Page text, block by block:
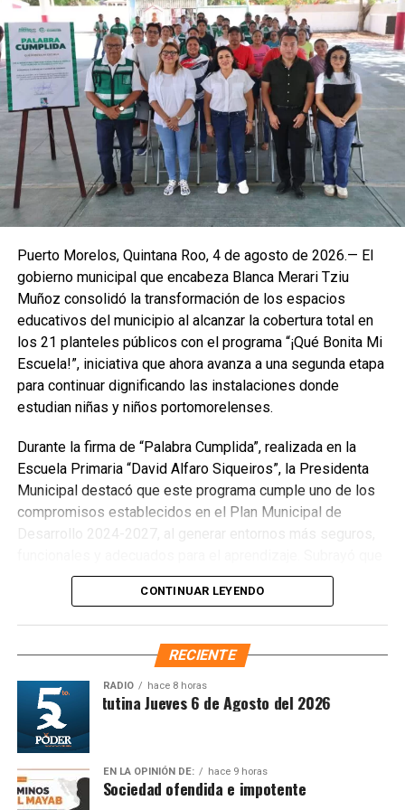
territorial y coordinación institucional, además de una
consulta pública que permitió integrar la participación
ciudadana. “La protección civil no es un gasto, es una
inversión en la vida humana y en la tranquilidad
patrimonial”, afirmó Blanca Merari al destacar que Puerto
Morelos demuestra con este Atlas que está preparado y
que la prevención es su mayor fortaleza.
El coordinador estatal de Protección Civil, Guillermo Núñez
Leal, reconoció el esfuerzo del Ayuntamiento y señaló que
el Atlas es una herramienta estratégica que permitirá
proteger la vida, el patrimonio y fortalecer comunidades
más seguras. En tanto, la coordinadora municipal de
Protección Civil, Irma Ávila Méndez, indicó que el
Puerto Morelos, Quintana Roo, 4 de agosto de 2026.— El
gobierno municipal que encabeza Blanca Merari Tziu
Muñoz consolidó la transformación de los espacios
educativos del municipio al alcanzar la cobertura total en
los 21 planteles públicos con el programa “¡Qué Bonita Mi
Escuela!”, iniciativa que ahora avanza a una segunda etapa
para continuar dignificando las instalaciones donde
estudian niñas y niños portomorelenses.
Durante la firma de “Palabra Cumplida”, realizada en la
Escuela Primaria “David Alfaro Siqueiros”, la Presidenta
Municipal destacó que este programa cumple uno de los
compromisos establecidos en el Plan Municipal de
Desarrollo 2024-2027, al generar entornos más seguros,
la primera etapa permitió intervenir la totalidad de las
escuelas públicas, mediante acciones de poda, limpieza
profunda, mantenimiento de jardines y entrega de
materiales para mejorar las condiciones de cada plantel.
CONTINUAR LEYENDO
RECIENTE
RADIO hace 8 horas
Síntesis Matutina Jueves 6 de Agosto del 2026
EN LA OPINIÓN DE: hace 9 horas
Sociedad ofendida e impotente